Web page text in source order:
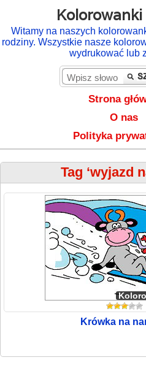
Kolorowanki
Witamy na naszych
rodziny. Wszystkie nasze
wydrukować lub
Strona
O nas
Polityka
Tag ‘wyjazd
Krówka na